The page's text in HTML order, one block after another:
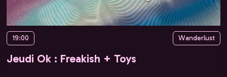
19:00 Wanderlust
Jeudi Ok : Freakish + Toys